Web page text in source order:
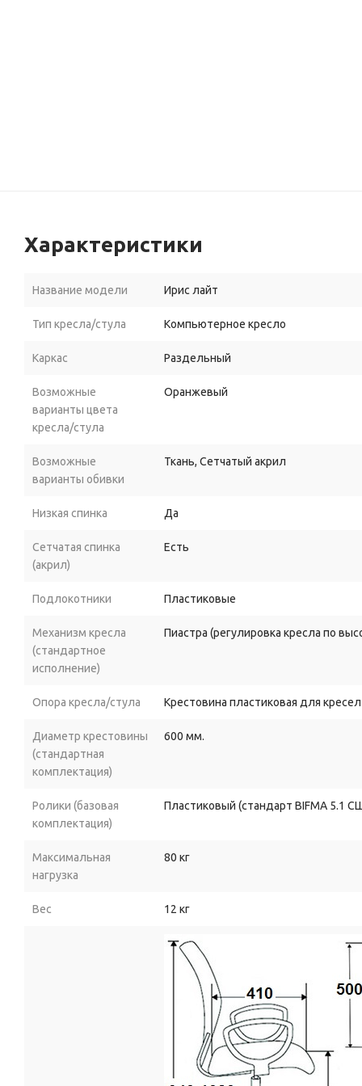
Характеристики
Название модели Ирис лайт
Тип кресла/стула Компьютерное кресло
Каркас Раздельный
Возможные
варианты цвета
кресла/стула
Оранжевый
Возможные
варианты обивки
Ткань, Сетчатый акрил
Низкая спинка Да
Сетчатая спинка
(акрил)
Есть
Подлокотники Пластиковые
Механизм кресла
(стандартное
исполнение)
Пиастра (регулировка кресла по
Опора кресла/стула Крестовина пластиковая для
Диаметр крестовины
(стандартная
комплектация)
600 мм.
Ролики (базовая
комплектация)
Пластиковый (стандарт BIFMA 5.1
Максимальная
нагрузка
80 кг
Вес 12 кг